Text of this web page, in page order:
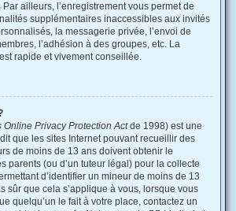
ailleurs, l’enregistrement vous permet de
supplémentaires inaccessibles aux invités
la messagerie privée, l’envoi de
l’adhésion à des groupes, etc. La
rapide et vivement conseillée.
Online Privacy Protection Actde 1998) est une
que les sites Internet pouvant recueillir des
de moins de 13 ans doivent obtenir le
parents (ou d’un tuteur légal) pour la collecte
d’identifier un mineur de moins de 13
sûr que cela s’applique à vous, lorsque vous
quelqu’un le fait à votre place, contactez un